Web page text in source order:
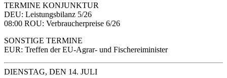
TERMINE KONJUNKTUR
DEU: Leistungsbilanz 5/26
08:00 ROU: Verbraucherpreise 6/26
SONSTIGE TERMINE
EUR: Treffen der EU-Agrar- und Fischereiminister
DIENSTAG, DEN 14. JULI